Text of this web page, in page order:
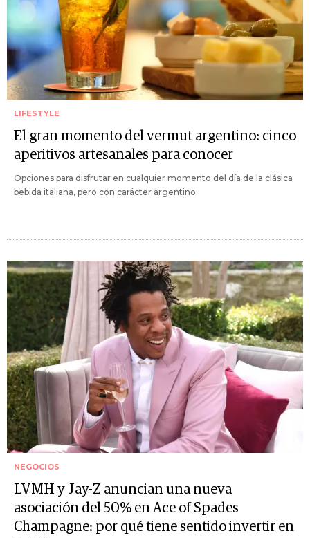
LIFESTYLE
El gran momento del vermut argentino: cinco
aperitivos artesanales para conocer
Opciones para disfrutar en cualquier momento del día de la clásica
bebida italiana, pero con carácter argentino.
NEGOCIOS
LVMH y Jay-Z anuncian una nueva
asociación del 50% en Ace of Spades
Champagne: por qué tiene sentido invertir en